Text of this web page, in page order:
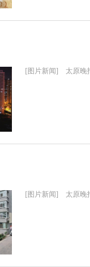
[图片新闻] 太原晚
[图片新闻] 太原晚